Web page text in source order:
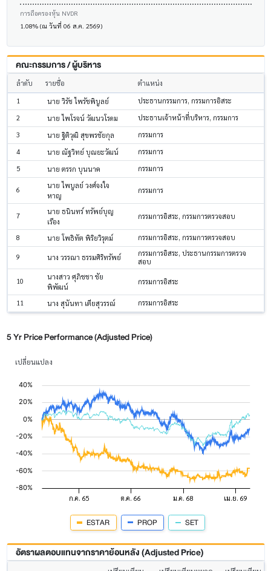
การถือครองหุ้น NVDR
1.08% (ณ วันที่ 06 ส.ค. 2569)
คณะกรรมการ / ผู้บริหาร
ลำดับ รายชื่อ
ตำแหน่ง
1
นาย วิรัช ไพรัชพิบูลย์
ประธานกรรมการ, กรรมการอิสระ
2
นาย ไพโรจน์ วัฒนวโรดม
ประธานเจ้าหน้าที่บริหาร, กรรมการ
3
นาย ฐิติวุฒิ สุขพรชัยกุล
กรรมการ
4
นาย ณัฐวิทย์ บุณยะวัฒน์
กรรมการ
5
นาย ตรรก บุนนาค กรรมการ
6
นาย ไพบูลย์ วงศ์จงใจ
หาญ
กรรมการ
7
นาย ธนินทร์ ทรัพย์บุญ
เรือง
กรรมการอิสระ, กรรมการตรวจสอบ
8 นาย โพธิทัต พิริยวิรุตม์ กรรมการอิสระ, กรรมการตรวจสอบ
9 นาง วรรณา ธรรมศิริทรัพย์
กรรมการอิสระ, ประธานกรรมการตรวจ
สอบ
10
นางสาว ศุภิชชา ชัย
พิพัฒน์
กรรมการอิสระ
11 นาง สุนันทา เตียสุวรรณ์ กรรมการอิสระ
5 Yr Price Performance (Adjusted Price)
เปลี่ยนแปลง
ESTAR PROP SET
อัตราผลตอบแทนจากราคาย้อนหลัง (Adjusted Price)